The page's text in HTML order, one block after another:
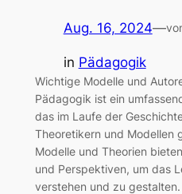
Aug. 16, 2024—
in Pädagogik
Wichtige Modelle und
Pädagogik ist ein
das im Laufe der
Theoretikern und Modellen
Modelle und Theorien
und Perspektiven, um das
verstehen und zu